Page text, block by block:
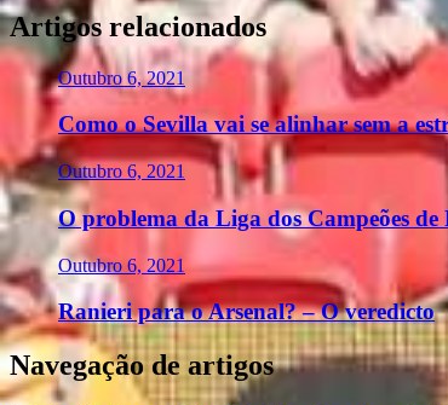
Artigos relacionados
Outubro 6, 2021
Como o Sevilla vai se alinhar sem a
Outubro 6, 2021
O problema da Liga dos Campeões
Outubro 6, 2021
Ranieri para o Arsenal? – O veredicto
Navegação de artigos